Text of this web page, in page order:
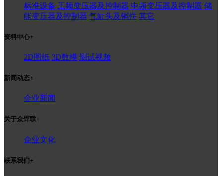
标准设备 工频变压器及控制器 中频变压器及控制器 储
能变压器及控制器 气缸头及铜件 其它
资料中心+
2D图纸 3D数模 测试视频
新闻动态+
企业新闻
关于众焊联+
企业文化
联系我们 +